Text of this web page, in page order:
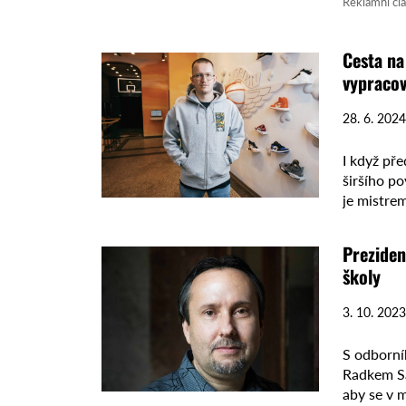
Cesta
28. 6.
I když
širšího
je
školy
3. 10.
S
Radkem
aby se v